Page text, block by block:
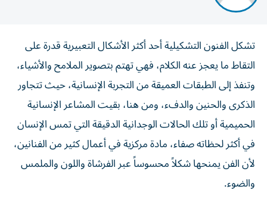
تشكل الفنون التشكيلية أحد أكثر الأشكال التعبيرية قدرة على
التقاط ما يعجز عنه الكلام، فهي تهتم بتصوير الملامح والأشياء،
وتنفذ إلى الطبقات العميقة من التجربة الإنسانية، حيث تتجاور
الذكرى والحنين والدفء، ومن هنا، بقيت المشاعر الإنسانية
الحميمية أو تلك الحالات الوجدانية الدقيقة التي تمس الإنسان
في أكثر لحظاته صفاء، مادة مركزية في أعمال كثير من الفنانين،
لأن الفن يمنحها شكلاً محسوساً عبر الفرشاة واللون والملمس
والضوء.